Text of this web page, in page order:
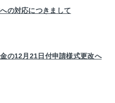
の対応につきまして
の12月21日付申請様式更改へ